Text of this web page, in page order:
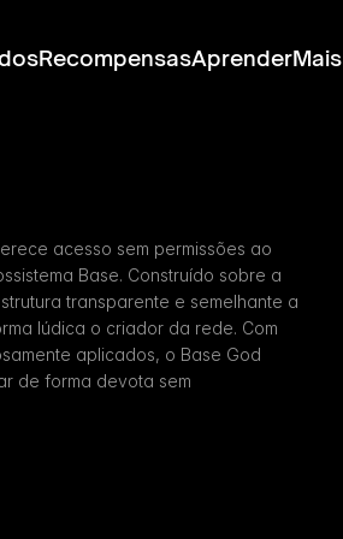
RecompensasAprenderMais
acesso sem permissões ao
Base. Construído sobre a
transparente e semelhante a
lúdica o criador da rede. Com
aplicados, o Base God
de forma devota sem